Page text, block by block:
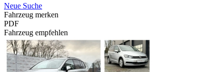
Neue Suche
Fahrzeug merken
PDF
Fahrzeug empfehlen